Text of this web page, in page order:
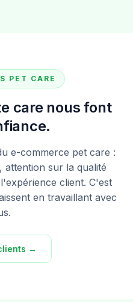
PET CARE
care nous font
e-commerce pet care :
attention sur la qualité
client. C'est
en travaillant avec
→